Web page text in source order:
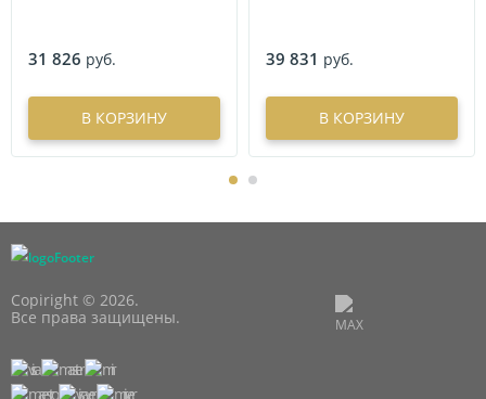
31 826 руб.
В КОРЗИНУ
39 831 руб.
В КОРЗИНУ
Copiright © 2026.
Все права защищены.